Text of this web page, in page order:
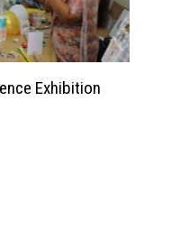
Exhibition